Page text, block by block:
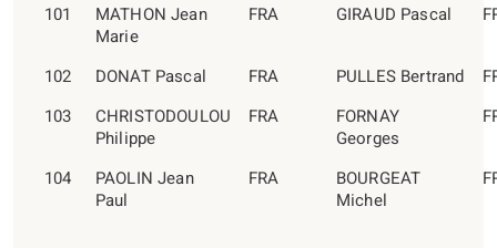
101
MATHON Jean
Marie
FRA GIRAUD Pascal
102 DONAT Pascal FRA PULLES Bertrand
103
CHRISTODOULOU
Philippe
FRA
FORNAY
Georges
104
PAOLIN Jean
Paul
FRA
BOURGEAT
Michel